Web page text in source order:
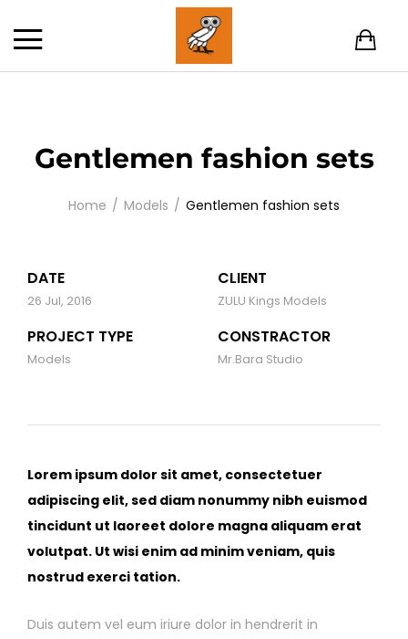
Gentlemen fashion sets
Home Models Gentlemen fashion sets
DATE
26 Jul, 2016
CLIENT
ZULU Kings Models
PROJECT TYPE
Models
CONSTRACTOR
Mr.Bara Studio
Lorem ipsum dolor sit amet, consectetuer
adipiscing elit, sed diam nonummy nibh euismod
tincidunt ut laoreet dolore magna aliquam erat
volutpat. Ut wisi enim ad minim veniam, quis
nostrud exerci tation.
Duis autem vel eum iriure dolor in hendrerit in